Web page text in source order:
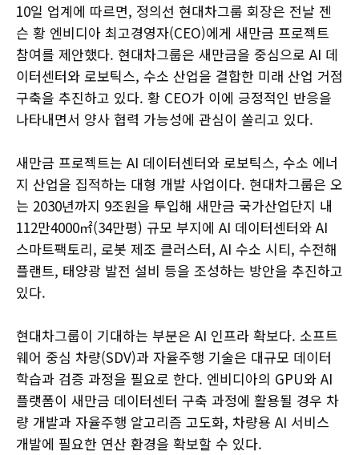
10일 업계에 따르면, 정의선 현대차그룹 회장은 전날 젠
슨 황 엔비디아 최고경영자(CEO)에게 새만금 프로젝트
참여를 제안했다. 현대차그룹은 새만금을 중심으로 AI 데
이터센터와 로보틱스, 수소 산업을 결합한 미래 산업 거점
구축을 추진하고 있다. 황 CEO가 이에 긍정적인 반응을
나타내면서 양사 협력 가능성에 관심이 쏠리고 있다.
새만금 프로젝트는 AI 데이터센터와 로보틱스, 수소 에너
지 산업을 집적하는 대형 개발 사업이다. 현대차그룹은 오
는 2030년까지 9조원을 투입해 새만금 국가산업단지 내
112만4000㎡(34만평) 규모 부지에 AI 데이터센터와 AI
스마트팩토리, 로봇 제조 클러스터, AI 수소 시티, 수전해
플랜트, 태양광 발전 설비 등을 조성하는 방안을 추진하고
있다.
현대차그룹이 기대하는 부분은 AI 인프라 확보다. 소프트
웨어 중심 차량(SDV)과 자율주행 기술은 대규모 데이터
학습과 검증 과정을 필요로 한다. 엔비디아의 GPU와 AI
플랫폼이 새만금 데이터센터 구축 과정에 활용될 경우 차
량 개발과 자율주행 알고리즘 고도화, 차량용 AI 서비스
개발에 필요한 연산 환경을 확보할 수 있다.